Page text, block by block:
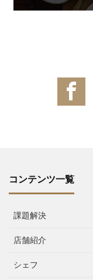
コンテンツ一覧
課題解決
店舗紹介
シェフ